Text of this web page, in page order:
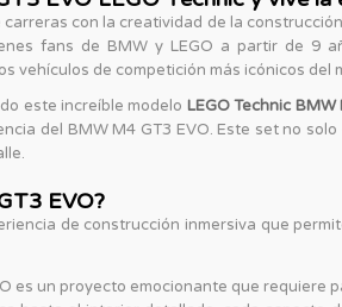
con la creatividad de la
fans de BMW y LEGO a partir de 9
vehículos de competición más icónicos del
este increíble modelo LEGO Technic BMW
del BMW M4 GT3 EVO. Este set no
EVO?
de construcción inmersiva que
es un proyecto emocionante que